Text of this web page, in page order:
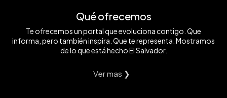
Qué ofrecemos
Te ofrecemos un portal que evoluciona contigo. Que
informa, pero también inspira. Que te representa. Mostramos
de lo que está hecho El Salvador.
Ver mas ❯